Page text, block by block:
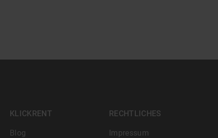
KLICKRENT
Blog
RECHTLICHES
Impressum